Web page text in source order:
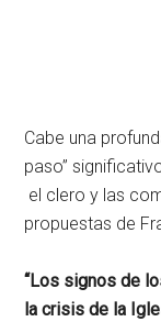
Cabe una
paso”
el clero y las
propuestas de
“Los signos de
la crisis de la